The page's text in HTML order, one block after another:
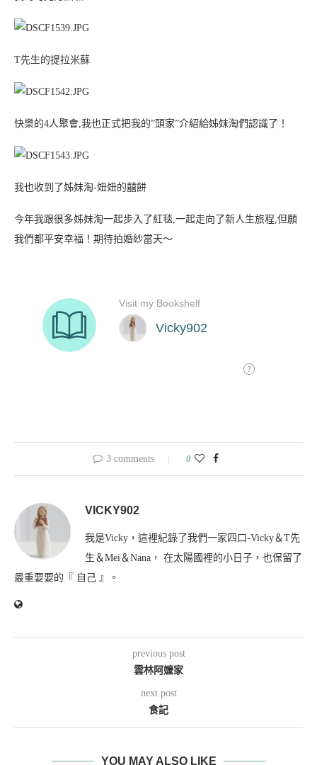
T先生的提拉米蘇
快樂的4人聚會,我也正式把我的”頭家”介紹給姊妹淘們認識了！
我也收到了姊妹淘-妞妞的囍餅
今年我跟很多姊妹淘一起步入了紅毯,一起走向了新人生旅程,但願
我們都平安幸福！期待拍婚紗當天～
3 comments 0
VICKY902
我是Vicky，這裡紀錄了我們一家四口-Vicky＆T先
生＆Mei＆Nana， 在太陽國裡的小日子，也保留了
最重要要的『 自己 』。
previous post
雲林阿嬤家
next post
食記
YOU MAY ALSO LIKE